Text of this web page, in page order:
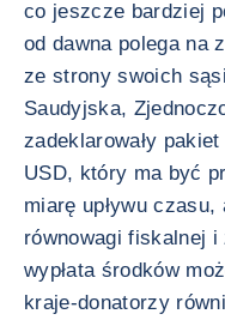
co jeszcze bardziej
od dawna polega na
ze strony swoich
Saudyjska,
zadeklarowały
USD, który ma być
miarę upływu
równowagi fiskalnej
wypłata środków
kraje-donatorzy